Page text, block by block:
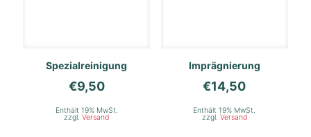
Spezialreinigung
€9,50
Enthält 19% MwSt.
zzgl.Versand
Imprägnierung
€14,50
Enthält 19% MwSt.
zzgl. Versand